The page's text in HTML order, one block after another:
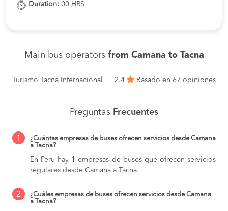
Duration: 00 HRS
Main bus operators from Camana to Tacna
Turismo Tacna Internacional 2.4 Basado en 67 opiniones
Preguntas Frecuentes
1
¿Cuántas empresas de buses ofrecen servicios desde Camana
a Tacna?
En Peru hay 1 empresas de buses que ofrecen servicios
regulares desde Camana a Tacna.
2
¿Cuáles empresas de buses ofrecen servicios desde Camana
a Tacna?